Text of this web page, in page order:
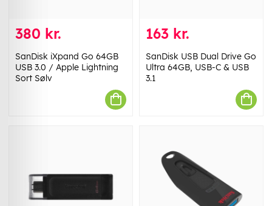
380 kr.
SanDisk iXpand Go 64GB
USB 3.0 / Apple Lightning
Sort Sølv
163 kr.
SanDisk USB Dual Drive Go
Ultra 64GB, USB-C & USB
3.1